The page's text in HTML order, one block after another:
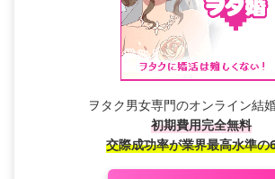
ヲタク男女専門のオンライン結
初期費用完全無料
交際成功率が業界最高水準の